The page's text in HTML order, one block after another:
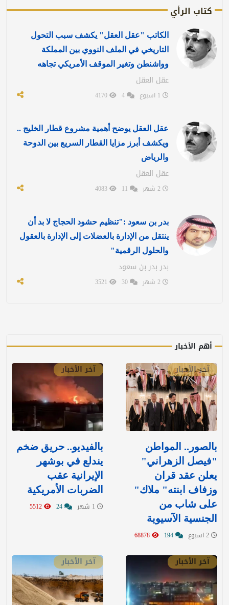
كتاب الرأي
الكاتب "عقل العقل" يكشف سبب التحول
التاريخي في الملف النووي بين المملكة
وواشنطن وتغير الموقف الأمريكي تجاهه
عقل العقل
عقل العقل يوضح أهمية مشروع قطار الخليج ..
ويكشف أبرز مزايا القطار السريع بين الدوحة
والرياض
عقل العقل
بدر بن سعود :"تنظيم حشود الحجاج لا بد أن
ينتقل من الإدارة بالعضلات إلى الإدارة بالعقول
والحلول الرقمية"
بدر بدر بن سعود
أهم الأخبار
آخر الأخبار
بالصور.. المواطن
"فيصل الزهراني"
يعلن عقد قران
وزفاف ابنته" ملاك"
على شاب من
الجنسية الآسيوية
آخر الأخبار
بالفيديو.. حريق ضخم
يندلع في بوشهر
الإيرانية عقب
الضربات الأمريكية
آخر الأخبار آخر الأخبار